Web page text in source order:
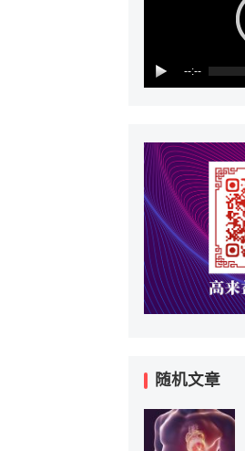
--:--
随机文章